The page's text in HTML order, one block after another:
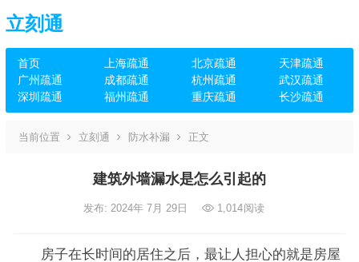
立刻通
首页 上海疏通 北京疏通
天津疏通
广州疏通
成都疏通 杭州疏通
武汉疏通
深圳疏通
福州疏通 重庆疏通 长沙疏通
当前位置 立刻通 防水补漏 正文
建筑外墙漏水是怎么引起的
发布: 2024年 7月 29日 1,014阅读
房子在长时间的居住之后，最让人担心的就是房屋